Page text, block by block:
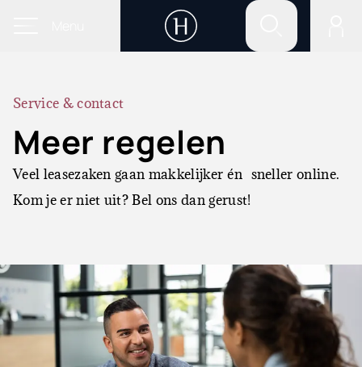
Service & contact
Meer regelen
Veel leasezaken gaan makkelijker én sneller online.
Kom je er niet uit? Bel ons dan gerust!